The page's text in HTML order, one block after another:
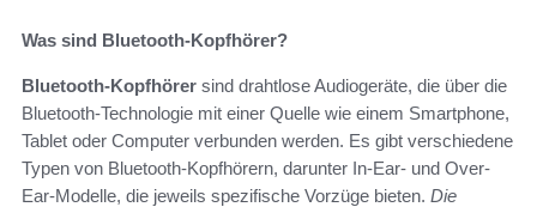
Was sind Bluetooth-Kopfhörer?
Bluetooth-Kopfhörer sind drahtlose Audiogeräte, die über die
Bluetooth-Technologie mit einer Quelle wie einem Smartphone,
Tablet oder Computer verbunden werden. Es gibt verschiedene
Typen von Bluetooth-Kopfhörern, darunter In-Ear- und Over-
Ear-Modelle, die jeweils spezifische Vorzüge bieten. Die